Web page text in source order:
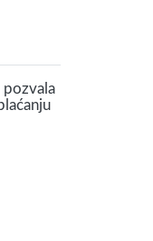
pozvala